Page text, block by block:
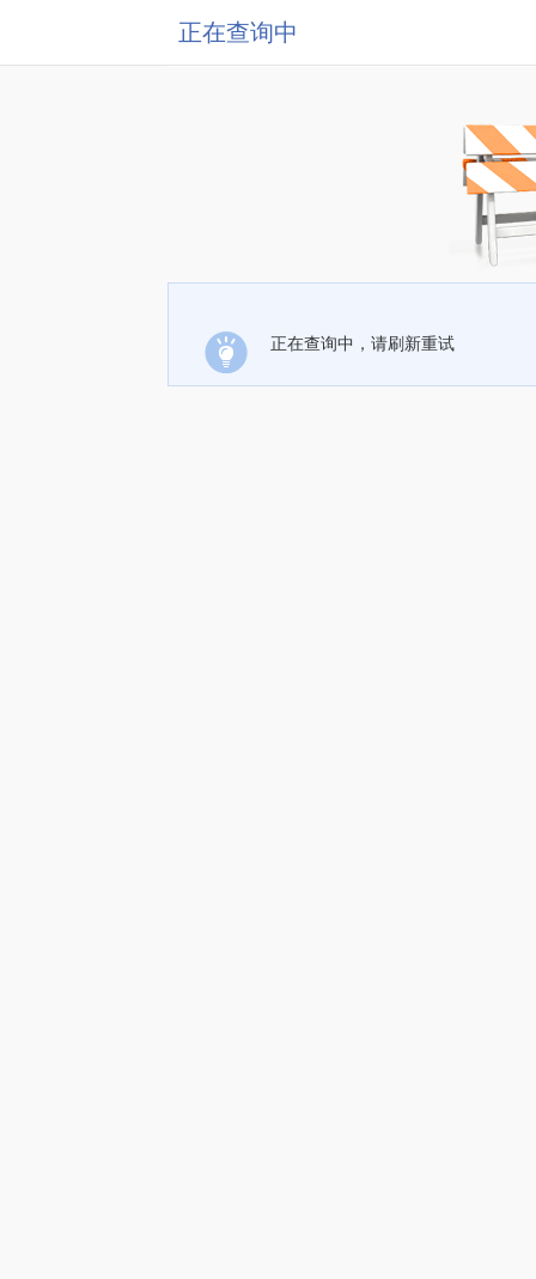
正在查询中
正在查询中，请刷新重试